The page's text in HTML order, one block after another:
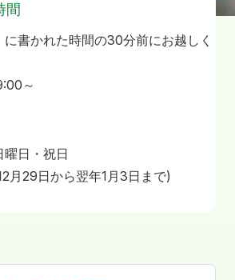
間
に書かれた時間の30分前にお越しく
～
曜日・祝日
月29日から翌年1月3日まで)